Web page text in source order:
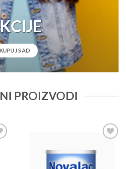
KUPUJ SAD
PROIZVODI
wishlist